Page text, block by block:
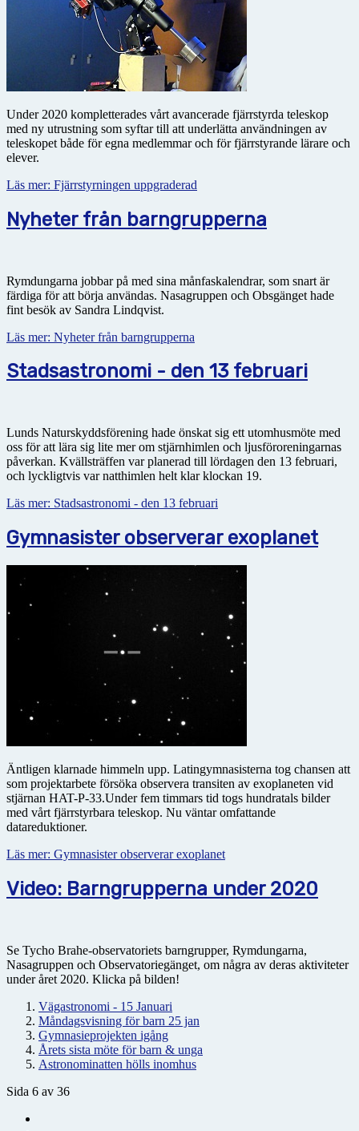
Under 2020 kompletterades vårt avancerade fjärrstyrda teleskop
med ny utrustning som syftar till att underlätta användningen av
teleskopet både för egna medlemmar och för fjärrstyrande lärare och
elever.
Läs mer: Fjärrstyrningen uppgraderad
Nyheter från barngrupperna
Rymdungarna jobbar på med sina månfaskalendrar, som snart är
färdiga för att börja användas. Nasagruppen och Obsgänget hade
fint besök av Sandra Lindqvist.
Läs mer: Nyheter från barngrupperna
Stadsastronomi - den 13 februari
Lunds Naturskyddsförening hade önskat sig ett utomhusmöte med
oss för att lära sig lite mer om stjärnhimlen och ljusföroreningarnas
påverkan. Kvällsträffen var planerad till lördagen den 13 februari,
och lyckligtvis var natthimlen helt klar klockan 19.
Läs mer: Stadsastronomi - den 13 februari
Gymnasister observerar exoplanet
Äntligen klarnade himmeln upp. Latingymnasisterna tog chansen att
som projektarbete försöka observera transiten av exoplaneten vid
stjärnan HAT-P-33.Under fem timmars tid togs hundratals bilder
med vårt fjärrstyrbara teleskop. Nu väntar omfattande
datareduktioner.
Läs mer: Gymnasister observerar exoplanet
Video: Barngrupperna under 2020
Se Tycho Brahe-observatoriets barngrupper, Rymdungarna,
Nasagruppen och Observatoriegänget, om några av deras aktiviteter
under året 2020. Klicka på bilden!
Vägastronomi - 15 Januari
Måndagsvisning för barn 25 jan
Gymnasieprojekten igång
Årets sista möte för barn & unga
Astronominatten hölls inomhus
Sida 6 av 36